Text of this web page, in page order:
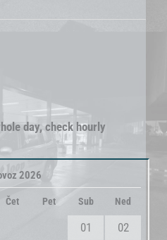
day, check hourly
2026
Čet Pet Sub Ned
01
02